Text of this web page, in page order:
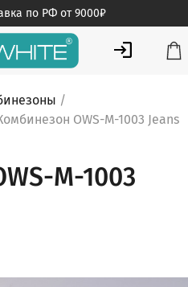
по РФ от 9000₽
медицинской одежды
/
OWS-M-1003 Jeans
M-1003